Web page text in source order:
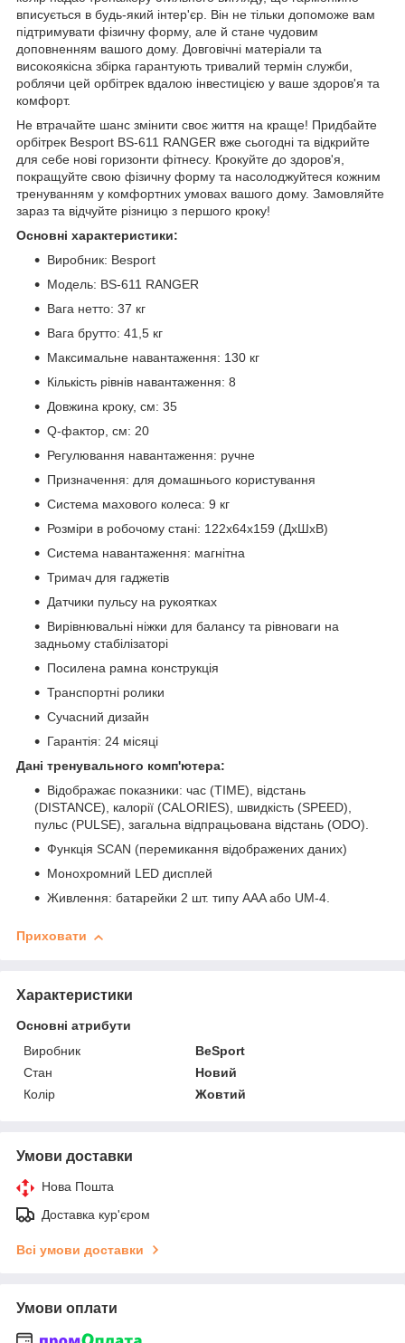
вписується в будь-який інтер'єр. Він не тільки допоможе вам
підтримувати фізичну форму, але й стане чудовим
доповненням вашого дому. Довговічні матеріали та
високоякісна збірка гарантують тривалий термін служби,
роблячи цей орбітрек вдалою інвестицією у ваше здоров'я та
комфорт.
Не втрачайте шанс змінити своє життя на краще! Придбайте
орбітрек Besport BS-611 RANGER вже сьогодні та відкрийте
для себе нові горизонти фітнесу. Крокуйте до здоров'я,
покращуйте свою фізичну форму та насолоджуйтеся кожним
тренуванням у комфортних умовах вашого дому. Замовляйте
зараз та відчуйте різницю з першого кроку!
Основні характеристики:
Виробник: Besport
Модель: BS-611 RANGER
Вага нетто: 37 кг
Вага брутто: 41,5 кг
Максимальне навантаження: 130 кг
Кількість рівнів навантаження: 8
Довжина кроку, см: 35
Q-фактор, см: 20
Регулювання навантаження: ручне
Призначення: для домашнього користування
Система махового колеса: 9 кг
Розміри в робочому стані: 122х64х159 (ДхШхВ)
Система навантаження: магнітна
Тримач для гаджетів
Датчики пульсу на рукоятках
Вирівнювальні ніжки для балансу та рівноваги на
задньому стабілізаторі
Посилена рамна конструкція
Транспортні ролики
Сучасний дизайн
Гарантія: 24 місяці
Дані тренувального комп'ютера:
Відображає показники: час (TIME), відстань
(DISTANCE), калорії (CALORIES), швидкість (SPEED),
пульс (PULSE), загальна відпрацьована відстань (ODO).
Функція SCAN (перемикання відображених даних)
Монохромний LED дисплей
Живлення: батарейки 2 шт. типу AAA або UM-4.
Приховати
Характеристики
Основні атрибути
Виробник
BeSport
Стан
Новий
Колір
Жовтий
Умови доставки
Нова Пошта
Доставка кур'єром
Всі умови доставки
Умови оплати